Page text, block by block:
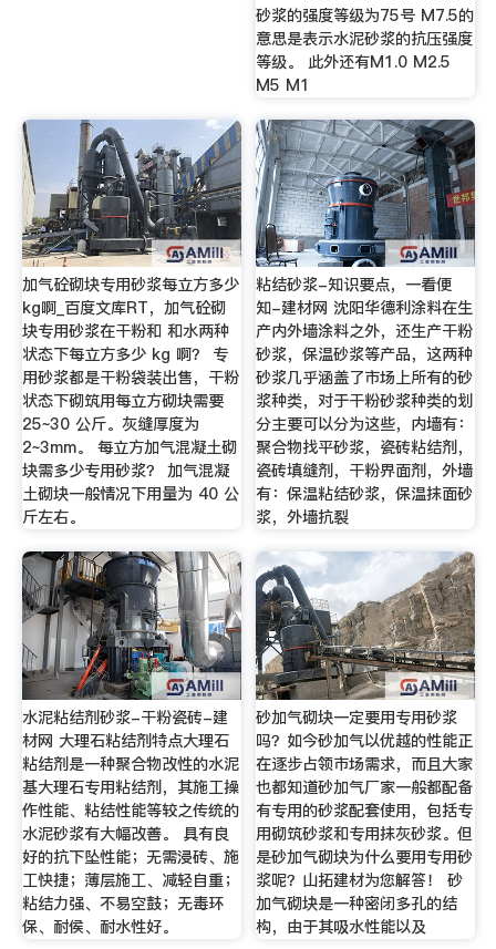
砂浆的强度等级为75号 M7.5的
意思是表示水泥砂浆的抗压强度
等级。 此外还有M1.0 M2.5
M5 M1
加气砼砌块专用砂浆每立方多少
kg啊_百度文库RT，加气砼砌
块专用砂浆在干粉和 和水两种
状态下每立方多少 kg 啊？ 专
用砂浆都是干粉袋装出售，干粉
状态下砌筑用每立方砌块需要
25~30 公斤。灰缝厚度为
2~3mm。 每立方加气混凝土砌
块需多少专用砂浆？ 加气混凝
土砌块一般情况下用量为 40 公
斤左右。
粘结砂浆-知识要点，一看便
知-建材网 沈阳华德利涂料在生
产内外墙涂料之外，还生产干粉
砂浆，保温砂浆等产品，这两种
砂浆几乎涵盖了市场上所有的砂
浆种类，对于干粉砂浆种类的划
分主要可以分为这些，内墙有：
聚合物找平砂浆，瓷砖粘结剂，
瓷砖填缝剂，干粉界面剂，外墙
有：保温粘结砂浆，保温抹面砂
浆，外墙抗裂
水泥粘结剂砂浆-干粉瓷砖-建
材网 大理石粘结剂特点大理石
粘结剂是一种聚合物改性的水泥
基大理石专用粘结剂，其施工操
作性能、粘结性能等较之传统的
水泥砂浆有大幅改善。 具有良
好的抗下坠性能；无需浸砖、施
工快捷；薄层施工、减轻自重；
粘结力强、不易空鼓；无毒环
保、耐侯、耐水性好。
砂加气砌块一定要用专用砂浆
吗？如今砂加气以优越的性能正
在逐步占领市场需求，而且大家
也都知道砂加气厂家一般都配备
有专用的砂浆配套使用，包括专
用砌筑砂浆和专用抹灰砂浆。但
是砂加气砌块为什么要用专用砂
浆呢？山拓建材为您解答！ 砂
加气砌块是一种密闭多孔的结
构，由于其吸水性能以及